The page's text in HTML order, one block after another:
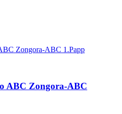
ABC Zongora-ABC